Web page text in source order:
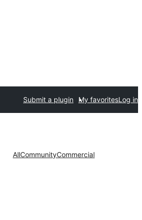
Submit a plugin My favoritesLog in
AllCommunityCommercial